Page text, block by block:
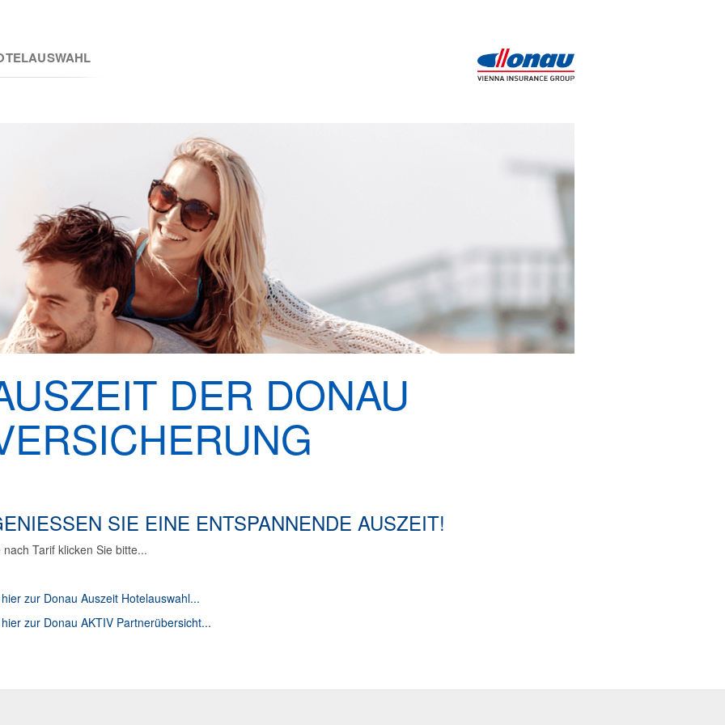
DER DONAU
SIE EINE ENTSPANNENDE AUSZEIT!
nach Tarif klicken Sie bitte...
hier zur Donau Auszeit Hotelauswahl...
hier zur Donau AKTIV Partnerübersicht...